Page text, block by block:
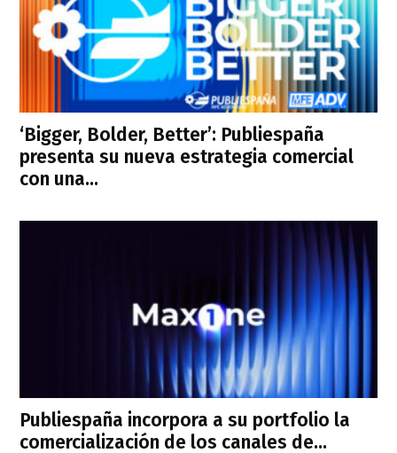
‘Bigger, Bolder, Better’: Publiespaña
presenta su nueva estrategia comercial
con una...
Publiespaña incorpora a su portfolio la
comercialización de los canales de...